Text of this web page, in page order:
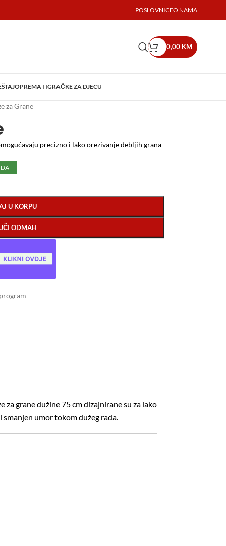
POSLOVNICEO NAMA
0,00 KM
OPREMA I IGRAČKE ZA DJECU
za Grane
precizno i lako orezivanje debljih grana
U KORPU
ODMAH
za grane dužine 75 cm dizajnirane su za lako
umor tokom dužeg rada.